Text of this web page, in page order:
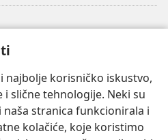
najbolje korisničko iskustvo,
slične tehnologije. Neki su
stranica funkcionirala i
kolačiće, koje koristimo
Watchtower